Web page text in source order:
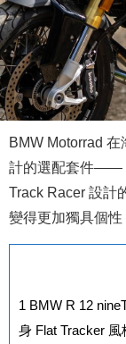
BMW Motorrad
計的選配套件——
Track Racer 設計
變得更加獨具個性
1 BMW R 12
身 Flat Tracker 風